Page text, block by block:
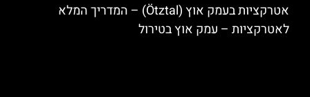
אטרקציות בעמק אוץ (Ötztal) – המדריך המלא
לאטרקציות – עמק אוץ בטירול